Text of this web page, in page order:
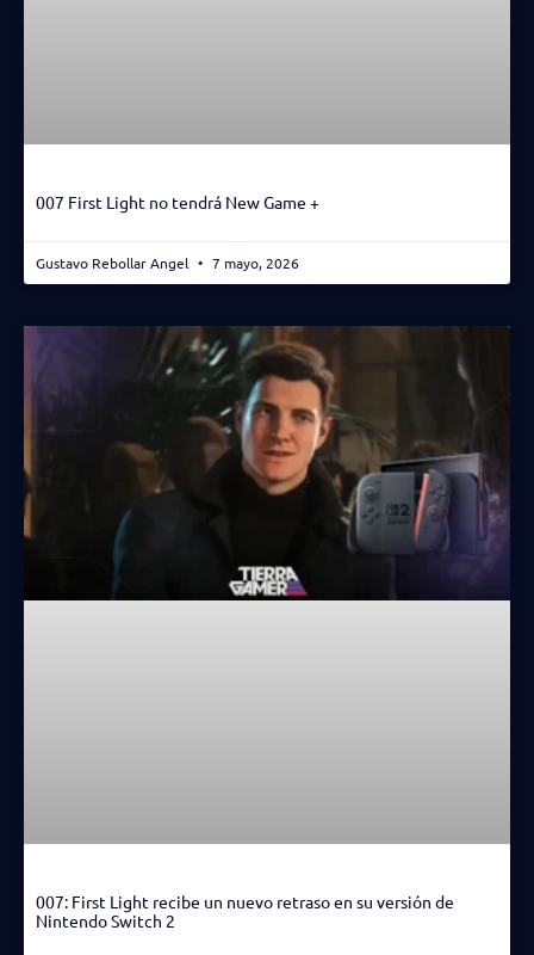
007 First Light no tendrá New Game +
Gustavo Rebollar Angel 7 mayo, 2026
007: First Light recibe un nuevo retraso en su versión de
Nintendo Switch 2